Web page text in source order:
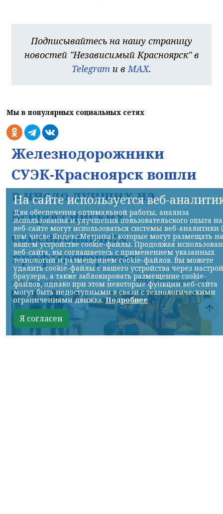
Подписывайтесь на нашу страницу
новостей "Независимый Красноярск" в
Telegram и вMAX.
Мы в популярных социальных сетях
Железнодорожники
СУЭК-Красноярск вошли
в число лучших на
Всероссийских
соревнованиях
профмастерства
07.08.2026 22:13 НИА-Красноярск
На сайте используется веб-
Для обеспечения оптимальной работы, анализа
использования и улучшения пользовательского опыта на
веб-сайте могут использоваться системы веб-аналитики
том числе Яндекс.Метрика), которые могут размещать на
вашем устройстве cookie-файлы. Продолжая
веб-сайта, вы соглашаетесь с применением указанных
технологий и размещением cookie-файлов. Вы можете
удалить cookie-файлы с вашего устройства через
браузера, а также заблокировать размещение cookie-
файлов, однако при этом некоторые функции веб-сайта
могут быть недоступными в связи с технологическими
ограничениями движка.Подробнее
Я согласен